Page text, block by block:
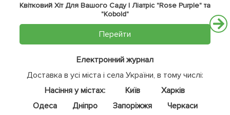
Квітковий Хіт Для Вашого Саду | Ліатріс "Rose Purple" та
"Kobold"
Перейти
Електронний журнал
Доставка в усі міста і села України, в тому числі:
Насіння у містах:
Київ
Харків
Одеса
Дніпро Запоріжжя
Черкаси